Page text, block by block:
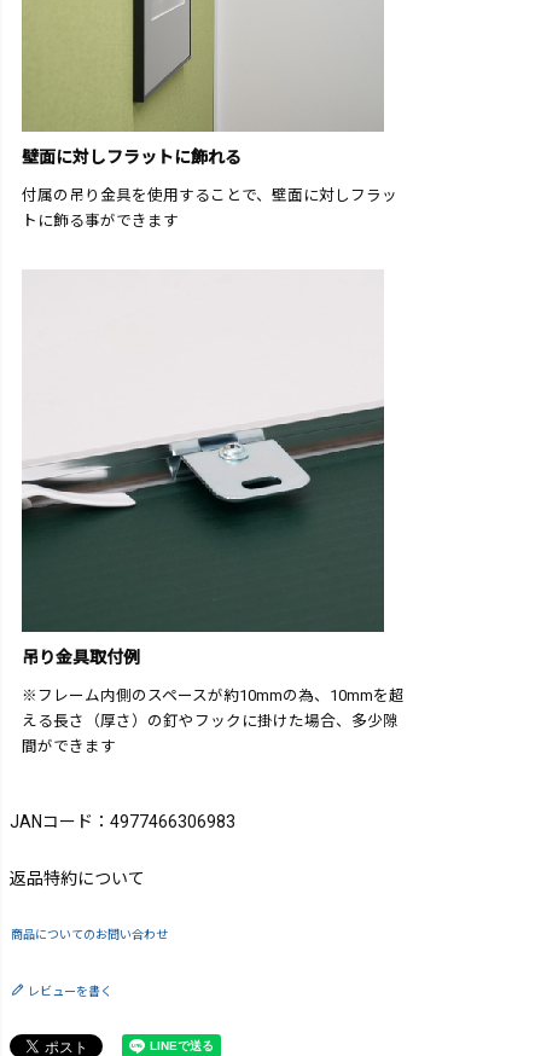
壁面に対しフラットに飾れる
付属の吊り金具を使用することで、壁面に対しフラッ
トに飾る事ができます
吊り金具取付例
※フレーム内側のスペースが約10mmの為、10mmを超
える長さ（厚さ）の釘やフックに掛けた場合、多少隙
間ができます
JANコード：4977466306983
返品特約について
商品についてのお問い合わせ
レビューを書く